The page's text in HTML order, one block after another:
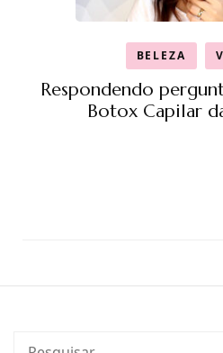
BELEZA
Respondendo
Botox Capilar